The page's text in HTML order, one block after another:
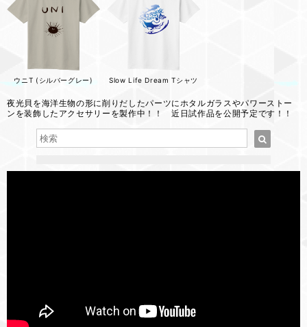
ウニT (シルバーグレー) Slow Life Dream Tシャツ
夜光貝を海洋生物の形に削りだしたパーツにホタルガラスやパワーストー
ンを装飾したアクセサリーを製作中！！ 近日試作品を公開予定です！！